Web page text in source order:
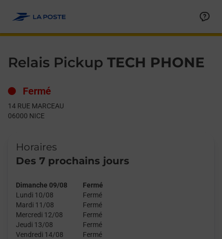
Relais Pickup TECH PHONE
Fermé
14 RUE MARCEAU
06000 NICE
Horaires
Des 7 prochains jours
Dimanche 09/08
Fermé
Lundi 10/08
Fermé
Mardi 11/08
Fermé
Mercredi 12/08
Fermé
Jeudi 13/08
Fermé
Vendredi 14/08
Fermé